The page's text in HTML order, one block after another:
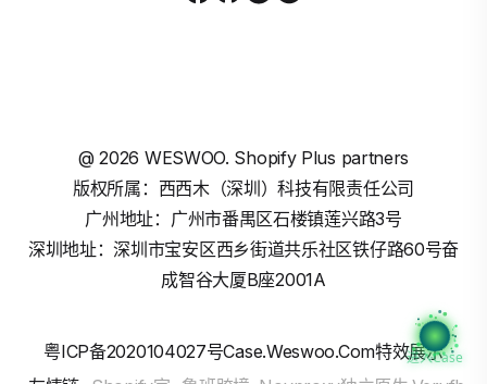
进入Case
@2026 WESWOO. Shopify Plus partners
版权所属：西西木（深圳）科技有限责任公司
广州地址：广州市番禺区石楼镇莲兴路3号
深圳地址：深圳市宝安区西乡街道共乐社区铁仔路60号奋
成智谷大厦B座2001A
粤ICP备2020104027号Case.weswoo.com特效展示